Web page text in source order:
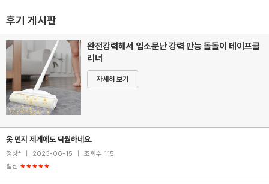
후기 게시판
완전강력해서 입소문난 강력 만능 돌돌이 테이프클
리너
자세히 보기
옷 먼지 제게에도 탁월하네요.
정상* 2023-06-15
조회수 115
별점 ★★★★★